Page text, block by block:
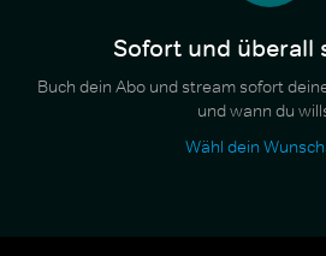
Sofort und überall
Buch dein Abo und stream sofort
und wann du
Wähl dein